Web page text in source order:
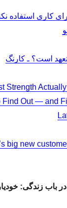
ب
ن
ی
ن
کاری استفاده
است؟ ـ کارنگ
Strength
Find Out — and
big new
در باب زندگی: